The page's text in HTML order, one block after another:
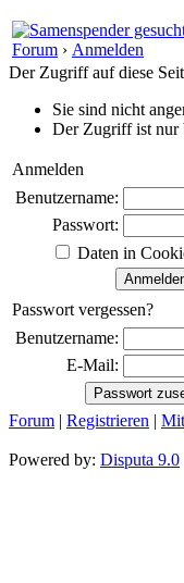
Forum › Anmelden
Der Zugriff auf diese
Sie sind nicht
Der Zugriff ist nur
Anmelden
Benutzername:
Passwort:
Daten in
Passwort vergessen?
Benutzername:
E-Mail:
Forum | Registrieren |
Powered by: Disputa 9.0